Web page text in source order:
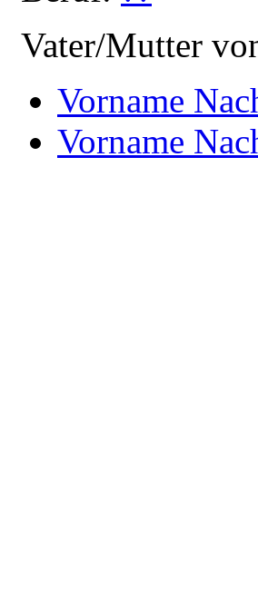
Vater/Mutter
Vorname
Vorname